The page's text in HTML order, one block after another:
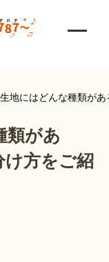
地にはどんな種類が
類があ
け方をご紹